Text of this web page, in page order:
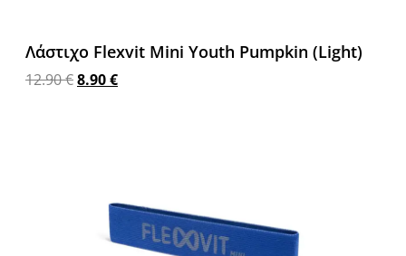
Λάστιχο Flexvit Mini Youth Pumpkin (Light)
12.90€8.90€